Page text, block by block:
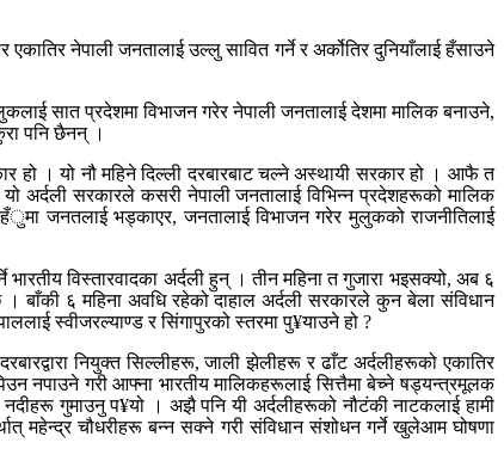
नेपाली जनतालाई उल्लु सावित गर्ने र अर्कोतिर दुनियाँलाई हँसाउने
सात प्रदेशमा विभाजन गरेर नेपाली जनतालाई देशमा मालिक बनाउने,
पनि छैनन् ।
हो । यो नौ महिने दिल्ली दरबारबाट चल्ने अस्थायी सरकार हो । आफै त
अर्दली सरकारले कसरी नेपाली जनतालाई विभिन्न प्रदेशहरूको मालिक
जनतलाई भड्काएर, जनतालाई विभाजन गरेर मुलुकको राजनीतिलाई
विस्तारवादका अर्दली हुन् । तीन महिना त गुजारा भइसक्यो, अब ६
। बाँकी ६ महिना अवधि रहेको दाहाल अर्दली सरकारले कुन बेला संविधान
स्वीजरल्याण्ड र सिंगापुरको स्तरमा पु¥याउने हो ?
नियुक्त सिल्लीहरू, जाली झेलीहरू र ढाँट अर्दलीहरूको एकातिर
नपाउने गरी आफ्ना भारतीय मालिकहरूलाई सित्तैमा बेच्ने षड्यन्त्रमूलक
गुमाउनु प¥यो । अझै पनि यी अर्दलीहरूको नौटंकी नाटकलाई हामी
महेन्द्र चौधरीहरू बन्न सक्ने गरी संविधान संशोधन गर्ने खुलेआम घोषणा